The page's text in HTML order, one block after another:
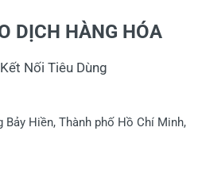
DỊCH HÀNG HÓA
Nối Tiêu Dùng
Bảy Hiền, Thành phố Hồ Chí Minh,